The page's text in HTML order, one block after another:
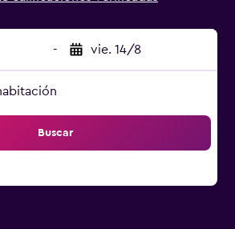
- vie. 14/8
Buscar